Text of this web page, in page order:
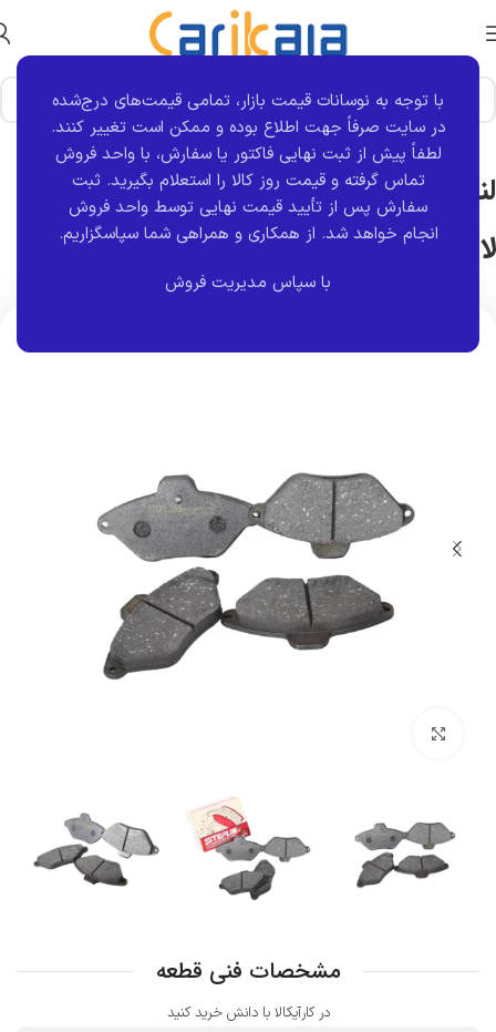
با توجه به نوسانات قیمت بازار، تمامی قیمت‌های درج‌شده
در سایت صرفاً جهت اطلاع بوده و ممکن است تغییر کنند.
لطفاً پیش از ثبت نهایی فاکتور یا سفارش، با واحد فروش
تماس گرفته و قیمت روز کالا را استعلام بگیرید. ثبت
سفارش پس از تأیید قیمت نهایی توسط واحد فروش
انجام خواهد شد. از همکاری و همراهی شما سپاسگزاریم.
با سپاس مدیریت فروش
خانه برند قطعه استاپ لاین
لنت ترمز جلو دیسکی زانتیا 2000 استاپ
لاین
مشخصات فنی قطعه
در کارآیکالا با دانش خرید کنید